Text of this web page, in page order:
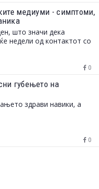
медиуми - симптоми,
што значи дека
недели од контактот со
0
губењето на
здрави навики, а
0